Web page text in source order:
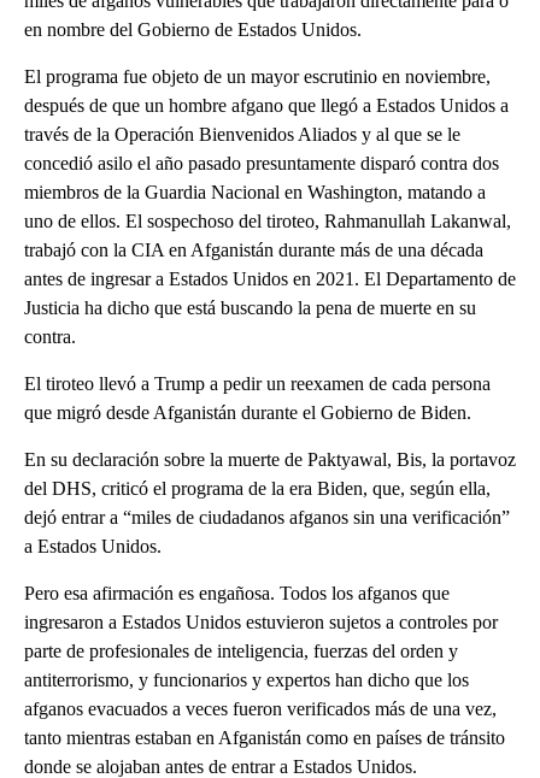
en nombre del Gobierno de Estados Unidos.
El programa fue objeto de un mayor escrutinio en noviembre,
después de que un hombre afgano que llegó a Estados Unidos a
través de la Operación Bienvenidos Aliados y al que se le
concedió asilo el año pasado presuntamente disparó contra dos
miembros de la Guardia Nacional en Washington, matando a
uno de ellos. El sospechoso del tiroteo, Rahmanullah Lakanwal,
trabajó con la CIA en Afganistán durante más de una década
antes de ingresar a Estados Unidos en 2021. El Departamento de
Justicia ha dicho que está buscando la pena de muerte en su
contra.
El tiroteo llevó a Trump a pedir un reexamen de cada persona
que migró desde Afganistán durante el Gobierno de Biden.
En su declaración sobre la muerte de Paktyawal, Bis, la portavoz
del DHS, criticó el programa de la era Biden, que, según ella,
dejó entrar a “miles de ciudadanos afganos sin una verificación”
a Estados Unidos.
Pero esa afirmación es engañosa. Todos los afganos que
ingresaron a Estados Unidos estuvieron sujetos a controles por
parte de profesionales de inteligencia, fuerzas del orden y
antiterrorismo, y funcionarios y expertos han dicho que los
afganos evacuados a veces fueron verificados más de una vez,
tanto mientras estaban en Afganistán como en países de tránsito
donde se alojaban antes de entrar a Estados Unidos.